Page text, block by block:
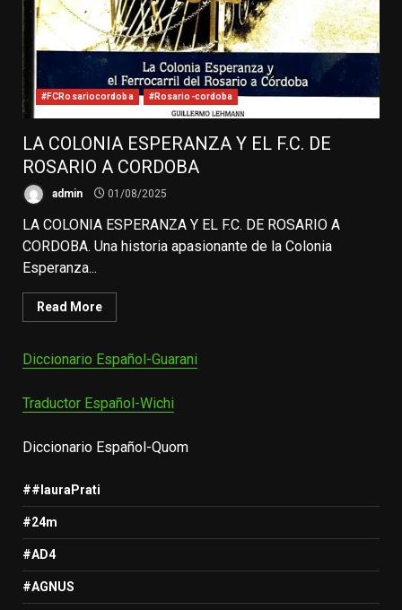
#FCRosariocordoba #Rosario-cordoba
LA COLONIA ESPERANZA Y EL F.C. DE
ROSARIO A CORDOBA
admin 01/08/2025
LA COLONIA ESPERANZA Y EL F.C. DE ROSARIO A
CORDOBA. Una historia apasionante de la Colonia
Esperanza...
Read More
Diccionario Español-Guarani
Traductor Español-Wichi
Diccionario Español-Quom
##lauraPrati
#24m
#AD4
#AGNUS